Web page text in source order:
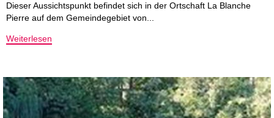
Dieser Aussichtspunkt befindet sich in der Ortschaft La Blanche
Pierre auf dem Gemeindegebiet von...
Weiterlesen